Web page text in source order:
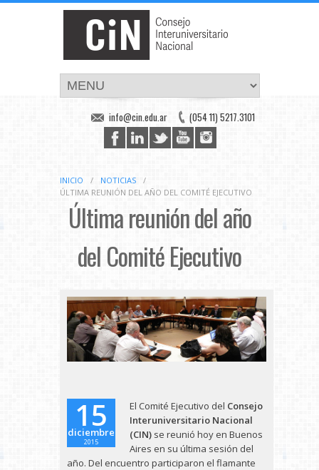
(054 11) 5217.3101
info@cin.edu.ar
INICIO / NOTICIAS
/
ÚLTIMA REUNIÓN DEL AÑO DEL COMITÉ EJECUTIVO
Última reunión del año
del Comité Ejecutivo
15
diciembre
2015
El Comité Ejecutivo del Consejo
Interuniversitario Nacional
(CIN) se reunió hoy en Buenos
Aires en su última sesión del
año. Del encuentro participaron el flamante